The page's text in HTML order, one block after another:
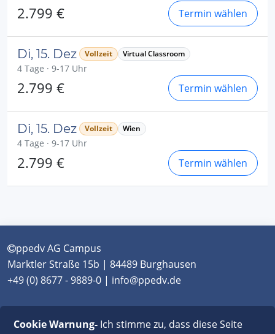
2.799 € Termin wählen
Di, 15. Dez Vollzeit Virtual Classroom
4 Tage · 9-17 Uhr
2.799 € Termin wählen
Di, 15. Dez Vollzeit Wien
4 Tage · 9-17 Uhr
2.799 € Termin wählen
ppedv AG Campus
Marktler Straße 15b | 84489 Burghausen
+49 (0) 8677 - 9889-0 | info@ppedv.de
Cookie Warnung-Ich stimme zu, dass diese Seite